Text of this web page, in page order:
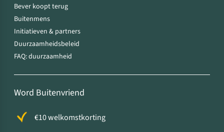
Bever koopt terug
Buitenmens
Initiatieven & partners
Duurzaamheidsbeleid
FAQ: duurzaamheid
Word Buitenvriend
€10 welkomstkorting